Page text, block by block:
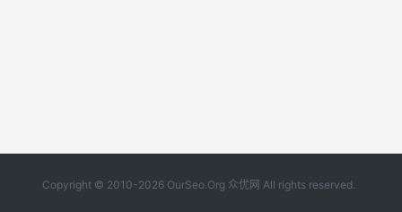
Copyright © 2010-2026 OurSeo.Org 众优网 All rights reserved.